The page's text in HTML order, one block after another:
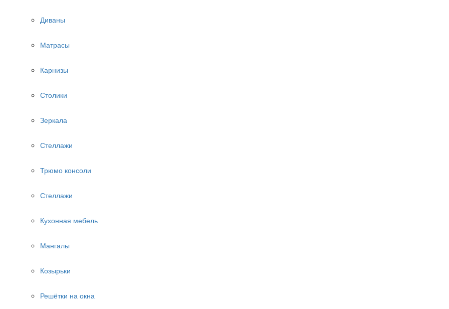
Диваны
Матрасы
Карнизы
Столики
Зеркала
Стеллажи
Трюмо консоли
Стеллажи
Кухонная мебель
Мангалы
Козырьки
Решётки на окна